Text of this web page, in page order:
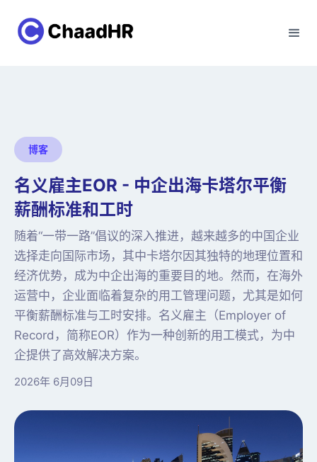
博客
名义雇主EOR - 中企出海卡塔尔平衡
薪酬标准和工时
随着“一带一路”倡议的深入推进，越来越多的中国企业
选择走向国际市场，其中卡塔尔因其独特的地理位置和
经济优势，成为中企出海的重要目的地。然而，在海外
运营中，企业面临着复杂的用工管理问题，尤其是如何
平衡薪酬标准与工时安排。名义雇主（Employer of
Record，简称EOR）作为一种创新的用工模式，为中
企提供了高效解决方案。
2026年 6月09日